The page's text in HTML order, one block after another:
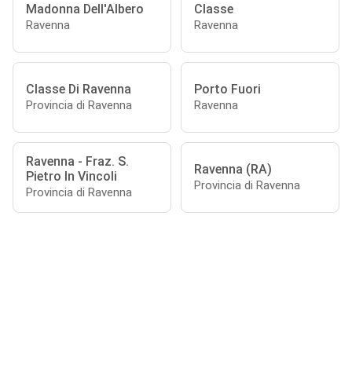
Madonna Dell'Albero
Ravenna
Classe
Ravenna
Classe Di Ravenna
Provincia di Ravenna
Porto Fuori
Ravenna
Ravenna - Fraz. S.
Pietro In Vincoli
Provincia di Ravenna
Ravenna (RA)
Provincia di Ravenna